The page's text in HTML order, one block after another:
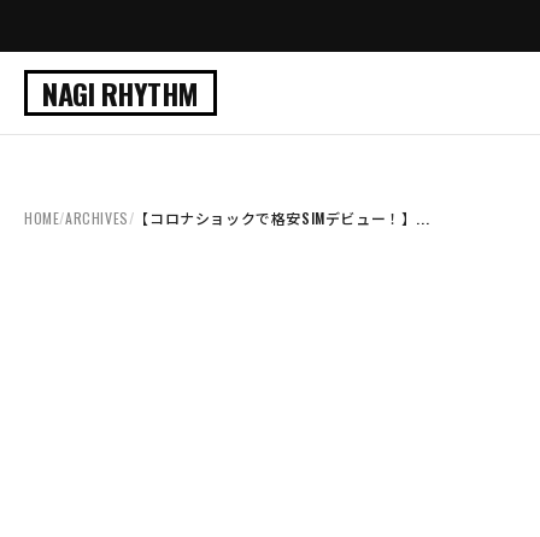
NAGI RHYTHM
HOME/ARCHIVES/ 【コロナショックで格安SIMデビュー！】...